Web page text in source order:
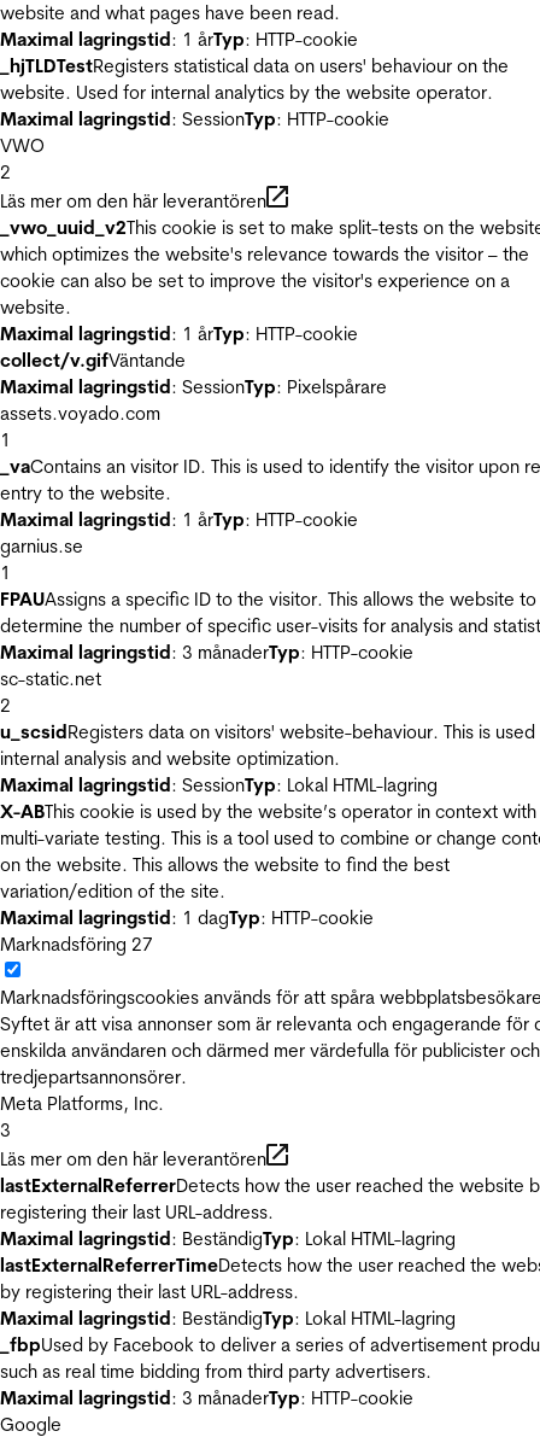
website and what pages have been read.
Maximal lagringstid: 1 årTyp: HTTP-cookie
_hjTLDTestRegisters statistical data on users' behaviour on the
website. Used for internal analytics by the website operator.
Maximal lagringstid: SessionTyp: HTTP-cookie
VWO
2
Läs mer om den här leverantören
_vwo_uuid_v2This cookie is set to make split-tests on the
which optimizes the website's relevance towards the visitor – the
cookie can also be set to improve the visitor's experience on a
website.
Maximal lagringstid: 1 årTyp: HTTP-cookie
collect/v.gifVäntande
Maximal lagringstid: SessionTyp: Pixelspårare
assets.voyado.com
1
_vaContains an visitor ID. This is used to identify the visitor upon
entry to the website.
Maximal lagringstid: 1 årTyp: HTTP-cookie
garnius.se
1
FPAUAssigns a specific ID to the visitor. This allows the website to
determine the number of specific user-visits for analysis and
Maximal lagringstid: 3 månaderTyp: HTTP-cookie
sc-static.net
2
u_scsidRegisters data on visitors' website-behaviour. This is
internal analysis and website optimization.
Maximal lagringstid: SessionTyp: Lokal HTML-lagring
X-ABThis cookie is used by the website’s operator in context with
multi-variate testing. This is a tool used to combine or change
on the website. This allows the website to find the best
variation/edition of the site.
Maximal lagringstid: 1 dagTyp: HTTP-cookie
Marknadsföring 27
Marknadsföringscookies används för att spåra
Syftet är att visa annonser som är relevanta och engagerande för
enskilda användaren och därmed mer värdefulla för publicister och
tredjepartsannonsörer.
Meta Platforms, Inc.
3
Läs mer om den här leverantören
lastExternalReferrerDetects how the user reached the website
registering their last URL-address.
Maximal lagringstid: BeständigTyp: Lokal HTML-lagring
lastExternalReferrerTimeDetects how the user reached the
by registering their last URL-address.
Maximal lagringstid: BeständigTyp: Lokal HTML-lagring
_fbpUsed by Facebook to deliver a series of advertisement
such as real time bidding from third party advertisers.
Maximal lagringstid: 3 månaderTyp: HTTP-cookie
Google